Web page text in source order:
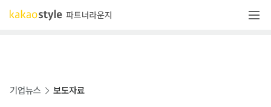
기업뉴스 보도자료